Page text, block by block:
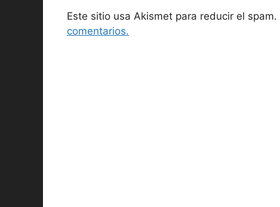
Este sitio usa Akismet para reducir el spam.
comentarios.